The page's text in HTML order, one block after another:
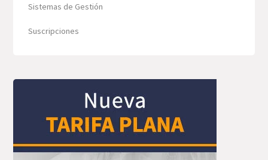
Sistemas de Gestión
Suscripciones